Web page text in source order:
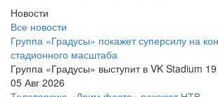
Новости
Все новости
Группа «Градусы» покажет суперсилу на
стадионного масштаба
Группа «Градусы» выступит в VK Stadium
05 Авг 2026